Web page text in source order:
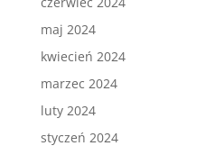
maj 2024
kwiecień 2024
marzec 2024
luty 2024
styczeń 2024